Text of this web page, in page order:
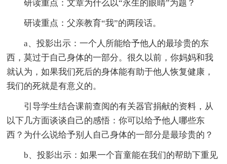
研读重点：文章为什么以“永生的眼睛”为题？
研读重点：父亲教育“我”的两段话。
a、投影出示：一个人所能给予他人的最珍贵的东
西，莫过于自己身体的一部分。很久以前，你妈妈和我
就认为，如果我们死后的身体能有助于他人恢复健康，
我们的死就是有意义的。
引导学生结合课前查阅的有关器官捐献的资料，从
以下几方面谈谈自己的感悟：你可以给予他人哪些东
西？为什么说给予别人自己身体的一部分是最珍贵的？
b、投影出示：如果一个盲童能在我们的帮助下重见